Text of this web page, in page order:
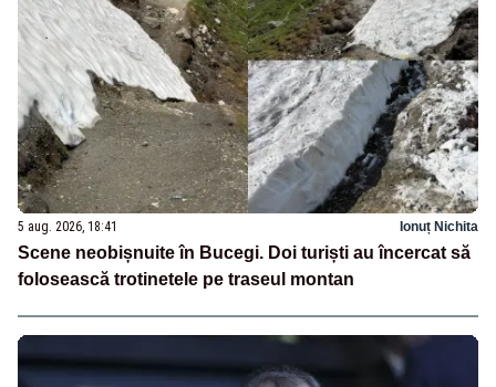
5 aug. 2026, 18:41 Ionuț Nichita
Scene neobișnuite în Bucegi. Doi turiști au încercat să
folosească trotinetele pe traseul montan